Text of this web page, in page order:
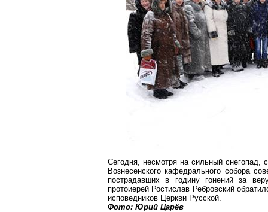
Сегодня, несмотря на сильный снегопад,
Вознесенского кафедрального собора
пострадавших в годину гонений за
протоиерей Ростислав Ребровский
исповедников Церкви Русской.
Фото: Юрий Царёв